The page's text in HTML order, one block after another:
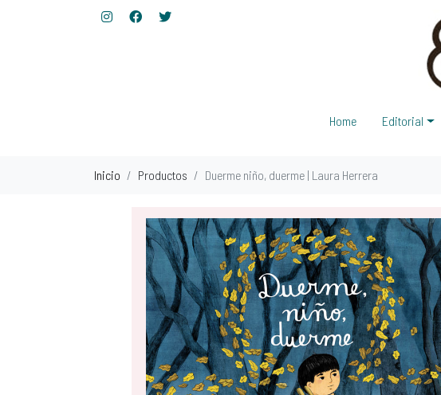
Home Editorial
Inicio Productos Duerme niño, duerme | Laura Herrera